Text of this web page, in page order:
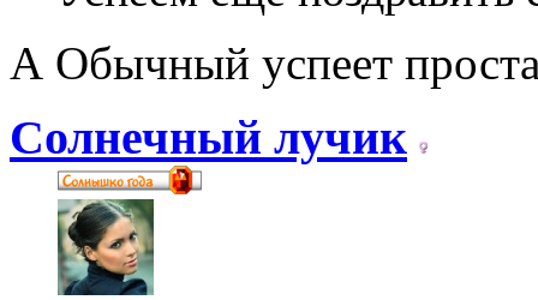
А Обычный успеет
Солнечный лучик